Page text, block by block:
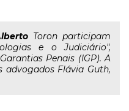
Toron participam
e o Judiciário",
Penais (IGP). A
advogados Flávia Guth,